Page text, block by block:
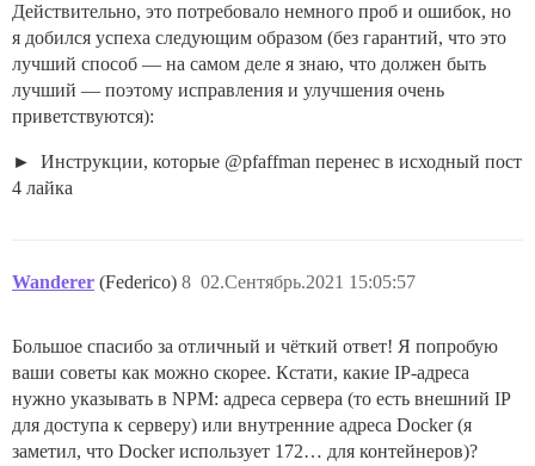
Действительно, это потребовало немного проб и ошибок, но
я добился успеха следующим образом (без гарантий, что это
лучший способ — на самом деле я знаю, что должен быть
лучший — поэтому исправления и улучшения очень
приветствуются):
Инструкции, которые @pfaffman перенес в исходный пост
4 лайка
Wanderer (Federico) 02.Сентябрь.2021 15:05:57
8
Большое спасибо за отличный и чёткий ответ! Я попробую
ваши советы как можно скорее. Кстати, какие IP-адреса
нужно указывать в NPM: адреса сервера (то есть внешний IP
для доступа к серверу) или внутренние адреса Docker (я
заметил, что Docker использует 172… для контейнеров)?